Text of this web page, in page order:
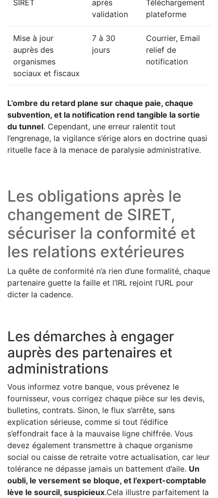
SIRET
après
validation
Téléchargement
plateforme
Mise à jour
auprès des
organismes
sociaux et fiscaux
7 à 30
jours
Courrier, Email
relief de
notification
L’ombre du retard plane sur chaque paie, chaque
subvention, et la notification rend tangible la sortie
du tunnel. Cependant, une erreur ralentit tout
l’engrenage, la vigilance s’érige alors en doctrine quasi
rituelle face à la menace de paralysie administrative.
Les obligations après le
changement de SIRET,
sécuriser la conformité et
les relations extérieures
La quête de conformité n’a rien d’une formalité, chaque
partenaire guette la faille et l’IRL rejoint l’URL pour
dicter la cadence.
Les démarches à engager
auprès des partenaires et
administrations
Vous informez votre banque, vous prévenez le
fournisseur, vous corrigez chaque pièce sur les devis,
bulletins, contrats. Sinon, le flux s’arrête, sans
explication sérieuse, comme si tout l’édifice
s’effondrait face à la mauvaise ligne chiffrée. Vous
devez également transmettre à chaque organisme
social ou caisse de retraite votre actualisation, car leur
tolérance ne dépasse jamais un battement d’aile. Un
oubli, le versement se bloque, et l’expert-comptable
lève le sourcil, suspicieux.Cela illustre parfaitement la